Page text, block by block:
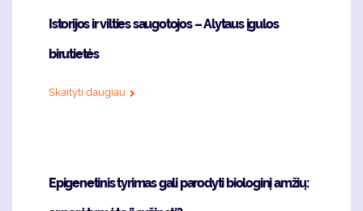
Istorijos ir vilties saugotojos – Alytaus įgulos
birutietės
Skaityti daugiau
Epigenetinis tyrimas gali parodyti biologinį amžių: